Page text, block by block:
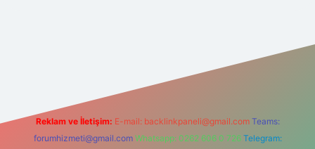
Reklam ve İletişim: E-mail: backlinkpaneli@gmail.com Teams:
forumhizmeti@gmail.com Whatsapp: 0262 606 0 726 Telegram: